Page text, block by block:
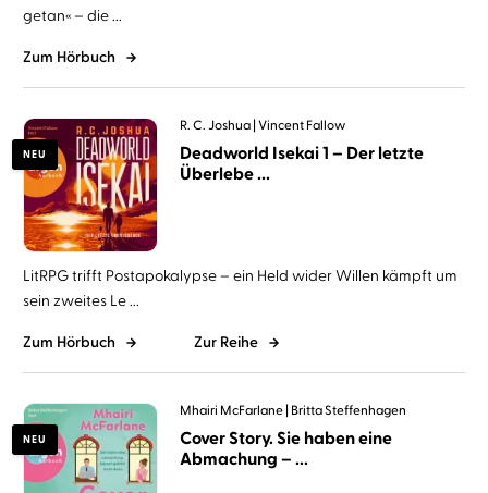
getan« – die ...
Zum Hörbuch
NEU
R. C. Joshua Vincent Fallow
Deadworld Isekai 1 – Der letzte
Überlebe ...
LitRPG trifft Postapokalypse – ein Held wider Willen kämpft um
sein zweites Le ...
Zum Hörbuch Zur Reihe
NEU
Mhairi McFarlane Britta Steffenhagen
Cover Story. Sie haben eine
Abmachung – ...